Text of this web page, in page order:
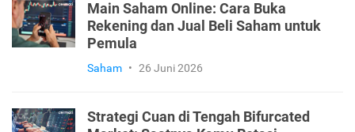
Main Saham Online: Cara Buka
Rekening dan Jual Beli Saham untuk
Pemula
Saham • 26 Juni 2026
Strategi Cuan di Tengah Bifurcated